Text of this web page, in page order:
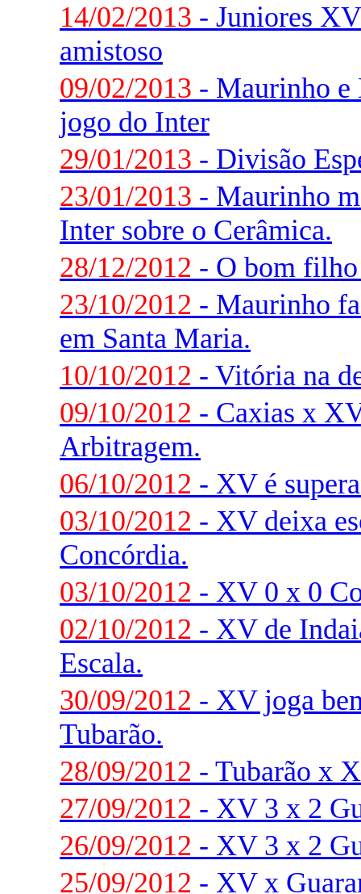
14/02/2013 - Juniores
amistoso
09/02/2013 - Maurinho e
jogo do Inter
29/01/2013 - Divisão
23/01/2013 - Maurinho
Inter sobre o Cerâmica.
28/12/2012 - O bom
23/10/2012 - Maurinho
em Santa Maria.
10/10/2012 - Vitória na
09/10/2012 - Caxias x
Arbitragem.
06/10/2012 - XV é
03/10/2012 - XV deixa
Concórdia.
03/10/2012 - XV 0 x 0
02/10/2012 - XV de
Escala.
30/09/2012 - XV joga
Tubarão.
28/09/2012 - Tubarão x
27/09/2012 - XV 3 x 2
26/09/2012 - XV 3 x 2
25/09/2012 - XV x